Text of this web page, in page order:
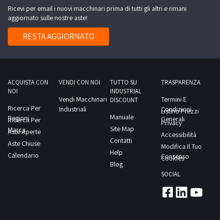
transpallet
Pegaso
si
trova
sul
PER
RITIRO:-
tempistica
furgone
ruote,-
n.2
transpallet
altro.Consulta
il
documento
muletto
elettrico
Cesab
con
caricabatterie,-
altroConsulta
documento
Ricevi per email i nuovi macchinari prima di tutti gli altri e rimani
aggiornato sulle nostre aste!
RESTA AGGIORNATO
ACQUISTA CON
NOI
Ricerca Per
Regioni
Ricerca Per
Marca
Aste Aperte
Aste Chiuse
Calendario
VENDI CON NOI
Vendi Macchinari
Industriali
TUTTO SU
INDUSTRIAL
DISCOUNT
Manuale
Site Map
Contatti
Help
Blog
TRASPARENZA
Termini E
Condizioni
Generali
Listino Prezzi
Privacy
Accessibilità
Modifica Il Tuo
Consenso
Cookies
SOCIAL